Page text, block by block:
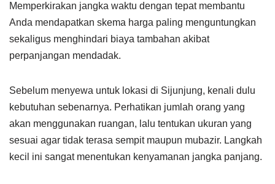
Memperkirakan jangka waktu dengan tepat membantu
Anda mendapatkan skema harga paling menguntungkan
sekaligus menghindari biaya tambahan akibat
perpanjangan mendadak.
Sebelum menyewa untuk lokasi di Sijunjung, kenali dulu
kebutuhan sebenarnya. Perhatikan jumlah orang yang
akan menggunakan ruangan, lalu tentukan ukuran yang
sesuai agar tidak terasa sempit maupun mubazir. Langkah
kecil ini sangat menentukan kenyamanan jangka panjang.